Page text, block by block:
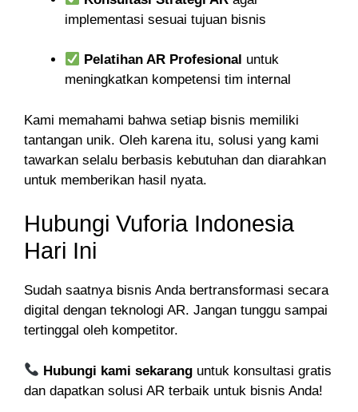
implementasi sesuai tujuan bisnis
Pelatihan AR Profesional untuk
meningkatkan kompetensi tim internal
Kami memahami bahwa setiap bisnis memiliki
tantangan unik. Oleh karena itu, solusi yang kami
tawarkan selalu berbasis kebutuhan dan diarahkan
untuk memberikan hasil nyata.
Hubungi Vuforia Indonesia
Hari Ini
Sudah saatnya bisnis Anda bertransformasi secara
digital dengan teknologi AR. Jangan tunggu sampai
tertinggal oleh kompetitor.
Hubungi kami sekarang untuk konsultasi gratis
dan dapatkan solusi AR terbaik untuk bisnis Anda!